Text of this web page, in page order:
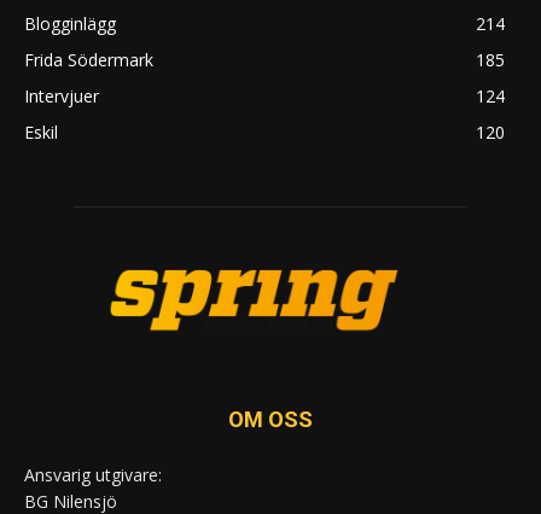
Blogginlägg
214
Frida Södermark
185
Intervjuer
124
Eskil
120
OM OSS
Ansvarig utgivare:
BG Nilensjö